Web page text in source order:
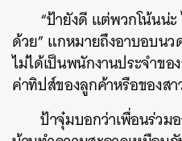
“ป้ายังดี แต่พวกโน้นน่ะ
ด้วย” แกหมายถึงอาบอบน
ไม่ได้เป็นพนักงานประจำข
ค่าทิปส์ของลูกค้าหรือของส
ป้าจุ๋มบอกว่าเพื่อนร่ว